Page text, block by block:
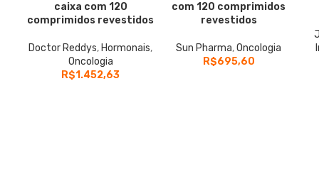
caixa com 120
comprimidos revestidos
Doctor Reddys, Hormonais,
Oncologia
R$1.452,63
com 120 comprimidos
revestidos
Sun Pharma,Oncologia
R$695,60